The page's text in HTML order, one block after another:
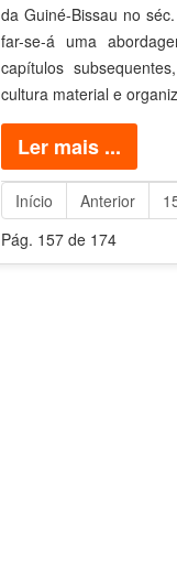
da Guiné-Bissau no
far-se-á uma
capítulos
cultura material e
Ler mais ...
Início Anterior
Pág. 157 de 174